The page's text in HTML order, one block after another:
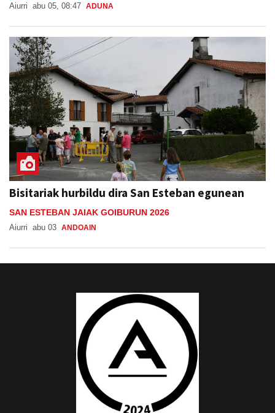
Aiurri abu 05, 08:47 ADUNA
Bisitariak hurbildu dira San Esteban egunean
SAN ESTEBAN JAIAK GOIBURUN 2026
Aiurri abu 03 ANDOAIN